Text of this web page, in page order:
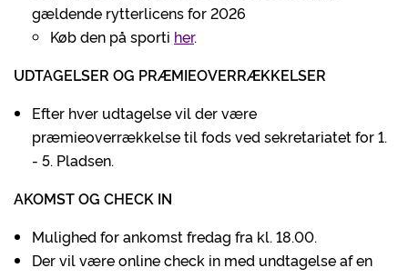
gældende rytterlicens for 2026
Køb den på sporti her.
UDTAGELSER OG PRÆMIEOVERRÆKKELSER
Efter hver udtagelse vil der være
præmieoverrækkelse til fods ved sekretariatet for 1.
- 5. Pladsen.
AKOMST OG CHECK IN
Mulighed for ankomst fredag fra kl. 18.00.
Der vil være online check in med undtagelse af en